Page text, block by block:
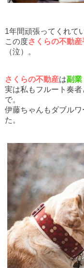
1年間頑張ってくれて
この度さくらの不動
（泣）。
さくらの不動産は副業
実は私もフルート奏者
で。
伊藤ちゃんもダブル
た。